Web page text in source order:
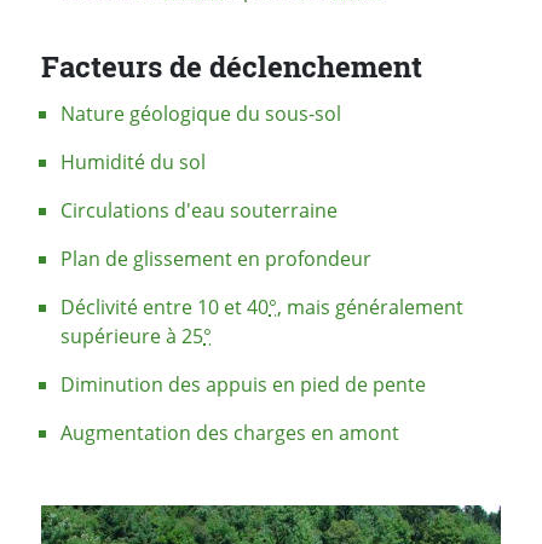
Facteurs de déclenchement
Nature géologique du sous-sol
Humidité du sol
Circulations d'eau souterraine
Plan de glissement en profondeur
Déclivité entre 10 et 40°, mais généralement
supérieure à 25°
Diminution des appuis en pied de pente
Augmentation des charges en amont